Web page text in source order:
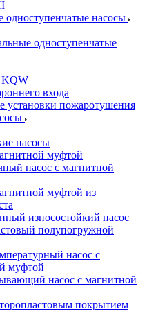
одноступенчатые насосы
одноступенчатые
KQW
входа
установки пожаротушения
насосы
муфтой
насос с магнитной
муфтой из
износостойкий насос
полупогружной
насос с
муфтой
насос с магнитной
покрытием